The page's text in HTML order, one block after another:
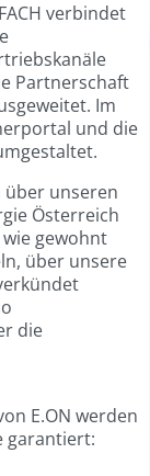
verbindet
Partnerschaft
Im
und die
über unseren
Österreich
gewohnt
über unsere
die
E.ON werden
garantiert: